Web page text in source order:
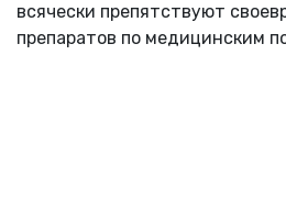
всячески препятствуют
препаратов по медицинским